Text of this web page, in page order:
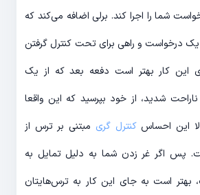
شما را اجرا کند. برلی اضافه می‌کند که
یک درخواست و راهی برای تحت کنترل گرفتن
این کار بهتر است دفعه بعد که از یک
شدید، از خود بپرسید که این واقعا
این احساسکنترل گری مبتنی بر ترس از
پس اگر غر زدن شما به دلیل تمایل به
بهتر است به جای این کار به ترس‌هایتان